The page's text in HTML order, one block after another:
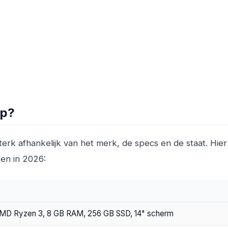
afhankelijk van het merk, de specs en de staat.
in 2026:
Ryzen 3, 8 GB RAM, 256 GB SSD, 14" scherm